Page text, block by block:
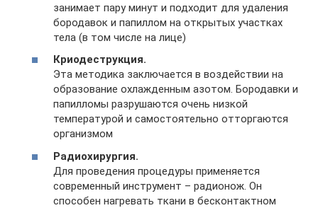
занимает пару минут и подходит для удаления
бородавок и папиллом на открытых участках
тела (в том числе на лице)
Криодеструкция.
Эта методика заключается в воздействии на
образование охлажденным азотом. Бородавки и
папилломы разрушаются очень низкой
температурой и самостоятельно отторгаются
организмом
Радиохирургия.
Для проведения процедуры применяется
современный инструмент – радионож. Он
способен нагревать ткани в бесконтактном